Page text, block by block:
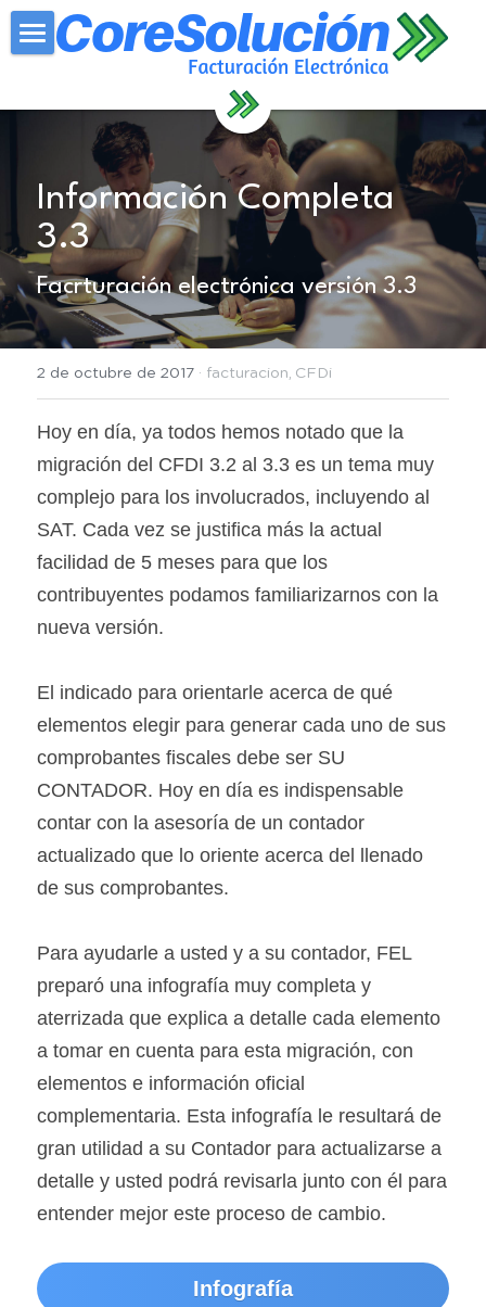
Reloj Checador
Contadores
Blog
Contacto
FEL
Información Completa
3.3
Facrturación electrónica versión 3.3
2 de octubre de 2017 · facturacion, CFDi
Hoy en día, ya todos hemos notado que la
migración del CFDI 3.2 al 3.3 es un tema muy
complejo para los involucrados, incluyendo al
SAT. Cada vez se justifica más la actual
facilidad de 5 meses para que los
contribuyentes podamos familiarizarnos con la
nueva versión.
El indicado para orientarle acerca de qué
elementos elegir para generar cada uno de sus
comprobantes fiscales debe ser SU
CONTADOR. Hoy en día es indispensable
contar con la asesoría de un contador
actualizado que lo oriente acerca del llenado
de sus comprobantes.
Para ayudarle a usted y a su contador, FEL
preparó una infografía muy completa y
aterrizada que explica a detalle cada elemento
a tomar en cuenta para esta migración, con
elementos e información oficial
complementaria. Esta infografía le resultará de
gran utilidad a su Contador para actualizarse a
detalle y usted podrá revisarla junto con él para
entender mejor este proceso de cambio.
Infografía
CATEGORÍAS DE LA TIENDA
Todas las Categorías